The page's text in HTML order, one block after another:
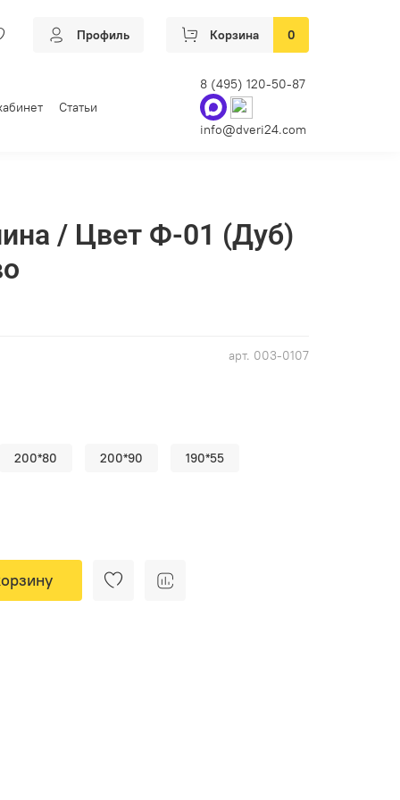
Профиль Корзина 0
Статьи
8 (495) 120-50-87
info@dveri24.com
арт. 003-0107
/ Цвет Ф-01 (Дуб)
200*80 200*90 190*55